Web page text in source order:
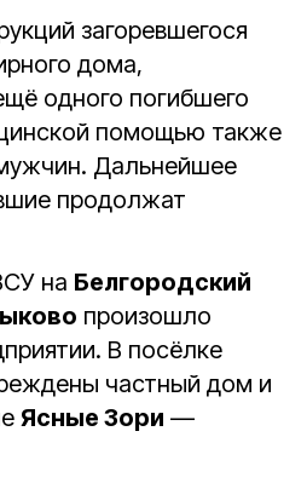
загоревшегося
дома,
одного погибшего
помощью также
Дальнейшее
продолжат
на Белгородский
произошло
В посёлке
частный дом и
Ясные Зори —